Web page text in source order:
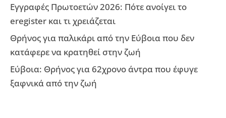
Εγγραφές Πρωτοετών 2026: Πότε ανοίγει το
eregister και τι χρειάζεται
Θρήνος για παλικάρι από την Εύβοια που δεν
κατάφερε να κρατηθεί στην ζωή
Εύβοια: Θρήνος για 62χρονο άντρα που έφυγε
ξαφνικά από την ζωή